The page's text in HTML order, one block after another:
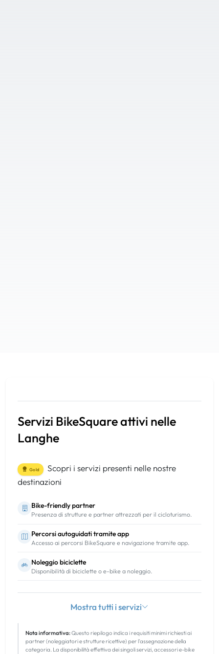
Servizi BikeSquare attivi nelle
Langhe
Gold
Scopri i servizi presenti nelle nostre
destinazioni
Bike-friendly partner
Presenza di strutture e partner attrezzati per il cicloturismo.
Percorsi autoguidati tramite app
Accesso ai percorsi BikeSquare e navigazione tramite app.
Noleggio biciclette
Disponibilità di biciclette o e-bike a noleggio.
Mostra tutti i servizi
Nota informativa:Questo riepilogo indica i requisiti minimi richiesti ai
partner (noleggiatori e strutture ricettive) per l'assegnazione della
categoria. La disponibilità effettiva dei singoli servizi, accessori e-bike